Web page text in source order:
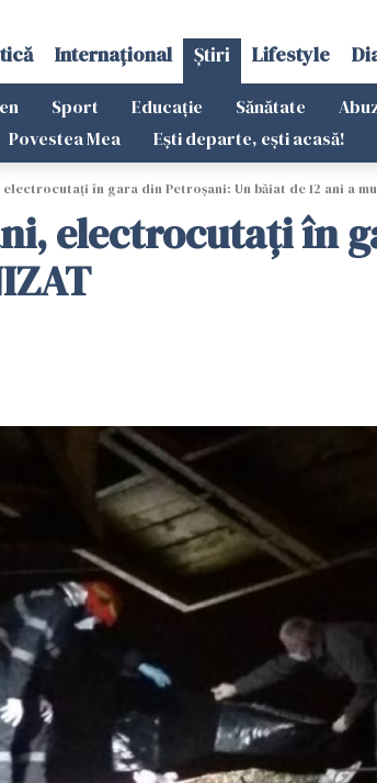
Internațional Știri Lifestyle
Sport Educație Sănătate
Povestea Mea
Ești departe, ești acasă!
în gara din Petroşani: Un băiat de 12 ani a
electrocutați în